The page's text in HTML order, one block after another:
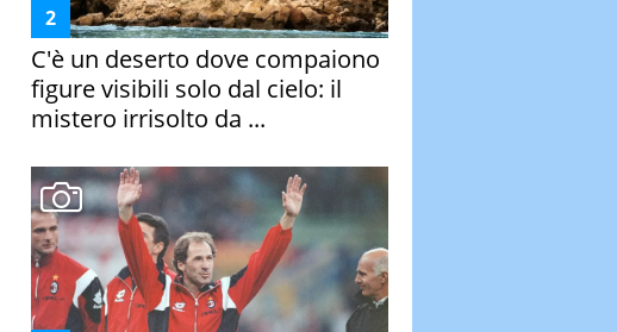
C'è un deserto dove compaiono
figure visibili solo dal cielo: il
mistero irrisolto da ...